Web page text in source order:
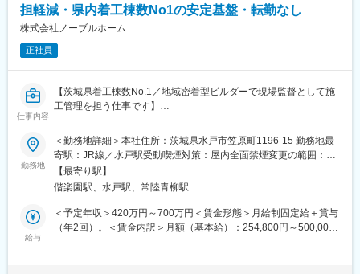
■キャリア
るため、長期的に影響力を発揮したい方に適したキャリアパスが
描けます。
■就業環境
年間休日116日、月平均残業時間は約10時間と、無理のない働き
方が可能です。転勤や長期出張はなく、地域に根ざして安定的に
キャリアを築くことができます。また、研修やスキル向上の機会
ら安心して長く働ける環境が整っています。
担軽減・県内着工棟数No1の安定基盤・転勤なし
株式会社ノーブルホーム
正社員
仕事内容
【茨城県着工棟数No.1／地域密着型ビルダーで現場監督として施
工管理を担う仕事です】
■業務概要
当社の現場監督として、ご契約後の住宅建築現場で施工管理全般
を担当いただきます。営業・設計・インテリアコーディネーター
など社内関係部門やパートナー施工業者と密に連携しながら、安
全・品質・工程・予算の各管理業務を担い、お客様が安心して長
く暮らせる家づくりを実現します。
勤務地
＜勤務地詳細＞本社住所：茨城県水戸市笠原町1196-15 勤務地最
寄駅：JR線／水戸駅受動喫煙対策：屋内全面禁煙変更の範囲：会
社の定める事業所
【最寄り駅】
偕楽園駅、水戸駅、常陸青柳駅
給与
＜予定年収＞420万円～700万円＜賃金形態＞月給制固定給＋賞与
（年2回）。＜賃金内訳＞月額（基本給）：254,800円～500,000